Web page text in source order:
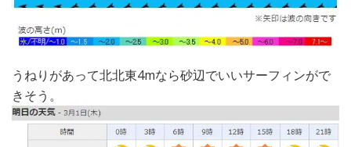
うねりがあって北北東4mなら砂辺でいいサーフィンがで
きそう。